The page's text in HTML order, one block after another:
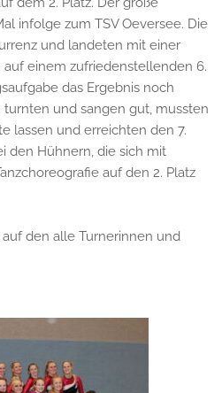
infolge zum TSV Oeversee. Die
und landeten mit einer
einem zufriedenstellenden 6.
das Ergebnis noch
und sangen gut, mussten
lassen und erreichten den 7.
den Hühnern, die sich mit
auf den 2. Platz
den alle Turnerinnen und